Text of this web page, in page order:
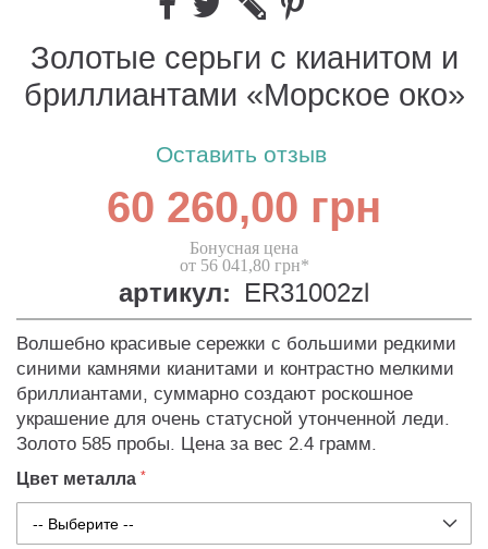
Золотые серьги с кианитом и
бриллиантами «Морское око»
Оставить отзыв
60 260,00 грн
Бонусная цена
от 56 041,80 грн*
артикул: ER31002zl
Волшебно красивые сережки с большими редкими
синими камнями кианитами и контрастно мелкими
бриллиантами, суммарно создают роскошное
украшение для очень статусной утонченной леди.
Золото 585 пробы. Цена за вес 2.4 грамм.
Цвет металла